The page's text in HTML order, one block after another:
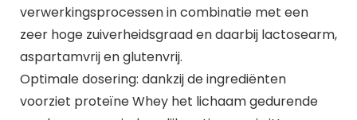
verwerkingsprocessen in combinatie met een
zeer hoge zuiverheidsgraad en daarbij lactosearm,
aspartamvrij en glutenvrij.
Optimale dosering: dankzij de ingrediënten
voorziet proteïne Whey het lichaam gedurende